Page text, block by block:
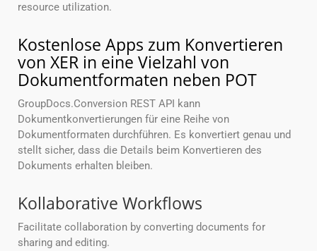
resource utilization.
Kostenlose Apps zum Konvertieren
von XER in eine Vielzahl von
Dokumentformaten neben POT
GroupDocs.Conversion REST API kann
Dokumentkonvertierungen für eine Reihe von
Dokumentformaten durchführen. Es konvertiert genau und
stellt sicher, dass die Details beim Konvertieren des
Dokuments erhalten bleiben.
Kollaborative Workflows
Facilitate collaboration by converting documents for
sharing and editing.